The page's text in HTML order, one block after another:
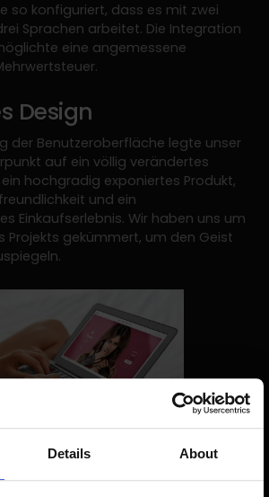
Details About
so konfiguriert, dass es mit zwei
Sprachen arbeitet. Die Integration
eine angemessene
Design
der Benutzeroberfläche legte unser
auf ein völlig verändertes
hochgradig exponiertes Produkt,
und ein
Einkaufserlebnis. Wir haben uns um
Projekts gekümmert, um den Geist